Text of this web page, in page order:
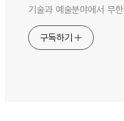
기술과 예술분야에서 무
구독하기